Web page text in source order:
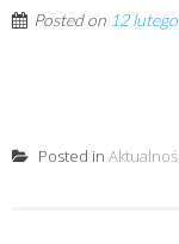
Posted on 12
Posted in